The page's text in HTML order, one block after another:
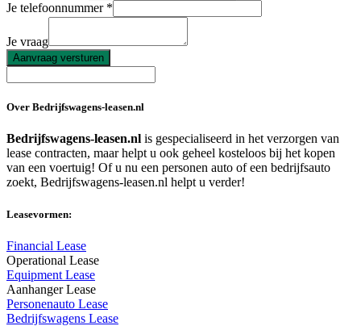
Je telefoonnummer
Je vraag
Aanvraag versturen
Over Bedrijfswagens-leasen.nl
Bedrijfswagens-leasen.nl is gespecialiseerd in het verzorgen van
lease contracten, maar helpt u ook geheel kosteloos bij het kopen
van een voertuig! Of u nu een personen auto of een bedrijfsauto
zoekt, Bedrijfswagens-leasen.nl helpt u verder!
Leasevormen:
Financial Lease
Operational Lease
Equipment Lease
Aanhanger Lease
Personenauto Lease
Bedrijfswagens Lease